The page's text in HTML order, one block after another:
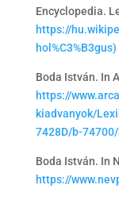
Encyclopedia.
https://
hol%C3%B3gus)
Boda István. In
https://
kiadvanyok/
7428D/b-
Boda István. In
https://